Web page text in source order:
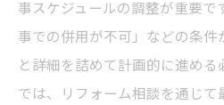
事スケジュールの調整が重要で
事での併用が不可」などの条
と詳細を詰めて計画的に進め
では、リフォーム相談を通じ